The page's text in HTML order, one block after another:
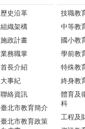
歷史沿革
組織架構
施政計畫
業務職掌
首長介紹
大事紀
聯絡資訊
臺北市教育簡介
臺北市教育政策
技職教
中等教
國小教
學前教
特殊教
終身教
體育及
科
工程及